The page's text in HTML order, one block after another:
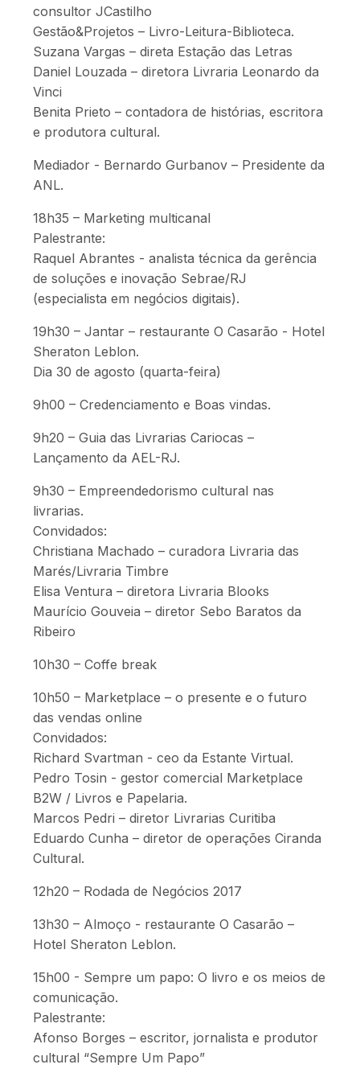
consultor JCastilho
Gestão&Projetos – Livro-Leitura-Biblioteca.
Suzana Vargas – direta Estação das Letras
Daniel Louzada – diretora Livraria Leonardo da
Vinci
Benita Prieto – contadora de histórias, escritora
e produtora cultural.
Mediador - Bernardo Gurbanov – Presidente da
ANL.
18h35 – Marketing multicanal
Palestrante:
Raquel Abrantes - analista técnica da gerência
de soluções e inovação Sebrae/RJ
(especialista em negócios digitais).
19h30 – Jantar – restaurante O Casarão - Hotel
Sheraton Leblon.
Dia 30 de agosto (quarta-feira)
9h00 – Credenciamento e Boas vindas.
9h20 – Guia das Livrarias Cariocas –
Lançamento da AEL-RJ.
9h30 – Empreendedorismo cultural nas
livrarias.
Convidados:
Christiana Machado – curadora Livraria das
Marés/Livraria Timbre
Elisa Ventura – diretora Livraria Blooks
Maurício Gouveia – diretor Sebo Baratos da
Ribeiro
10h30 – Coffe break
10h50 – Marketplace – o presente e o futuro
das vendas online
Convidados:
Richard Svartman - ceo da Estante Virtual.
Pedro Tosin - gestor comercial Marketplace
B2W / Livros e Papelaria.
Marcos Pedri – diretor Livrarias Curitiba
Eduardo Cunha – diretor de operações Ciranda
Cultural.
12h20 – Rodada de Negócios 2017
13h30 – Almoço - restaurante O Casarão –
Hotel Sheraton Leblon.
15h00 - Sempre um papo: O livro e os meios de
comunicação.
Palestrante:
Afonso Borges – escritor, jornalista e produtor
cultural “Sempre Um Papo”